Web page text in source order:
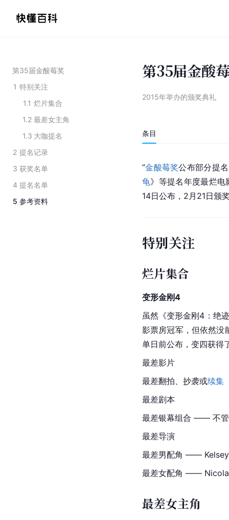
第35届金酸莓奖
1 特别关注
1.1 烂片集合
1.2 最差女主角
1.3 大咖提名
2 提名记录
3 获奖名单
4 提名名单
5 参考资料
第35届金酸
2015年举办的颁奖典礼
条目
”金酸莓奖公布部分提
龟》等提名年度最烂电
14日公布，2月21日颁
特别关注
烂片集合
变形金刚4
虽然《变形金刚4：绝
影票房冠军，但依然没
单日前公布，变四获得
最差影片
最差翻拍、抄袭或续集
最差剧本
最差银幕组合 —— 不管
最差导演
最差男配角 ——
最差女配角 ——
最差女主角